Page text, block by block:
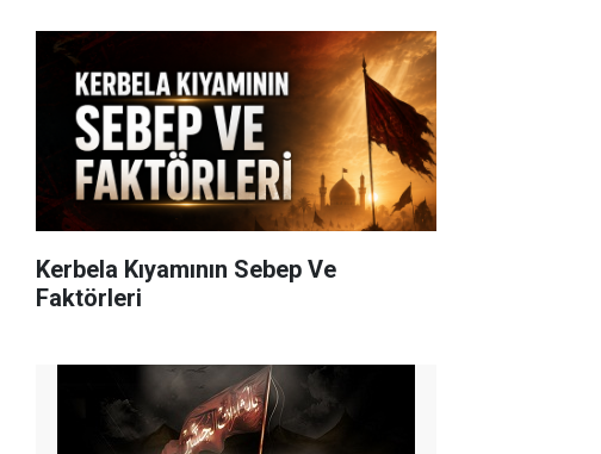
Kerbela Kıyamının Sebep Ve
Faktörleri